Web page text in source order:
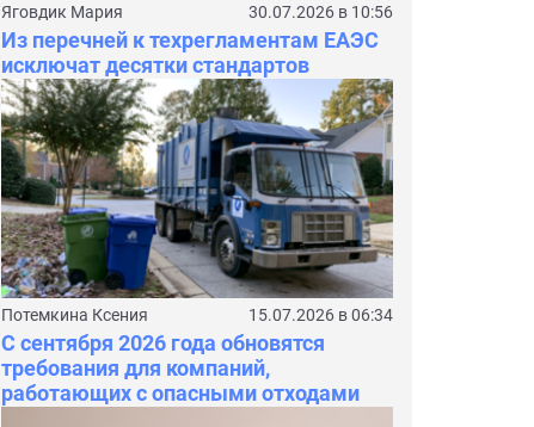
Яговдик Мария 30.07.2026 в 10:56
Из перечней к техрегламентам ЕАЭС
исключат десятки стандартов
Потемкина Ксения 15.07.2026 в 06:34
С сентября 2026 года обновятся
требования для компаний,
работающих с опасными отходами